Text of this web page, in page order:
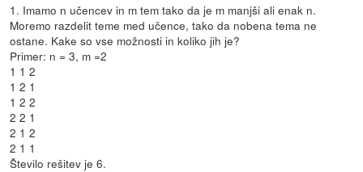
1. Imamo n učencev in m tem tako da je m manjši ali enak n.
Moremo razdelit teme med učence, tako da nobena tema ne
ostane. Kake so vse možnosti in koliko jih je?
Primer: n = 3, m =2
1 1 2
1 2 1
1 2 2
2 2 1
2 1 2
2 1 1
Število rešitev je 6.